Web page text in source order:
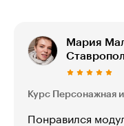
Мария
Курс Персонажная
Понравился